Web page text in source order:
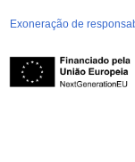
Exoneração de